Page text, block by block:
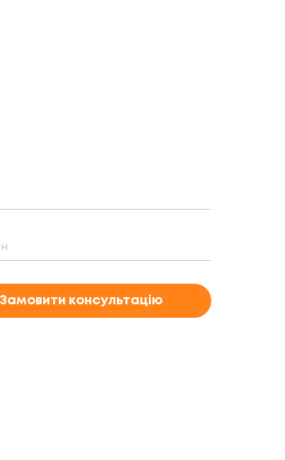
Замовити консультацію